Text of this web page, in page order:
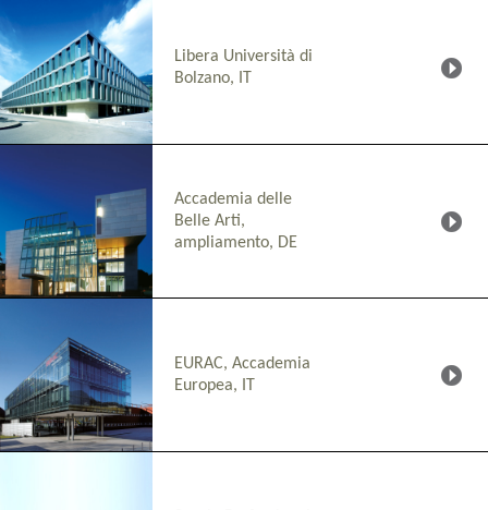
Libera Università di
Bolzano, IT
Accademia delle
Belle Arti,
ampliamento, DE
EURAC, Accademia
Europea, IT